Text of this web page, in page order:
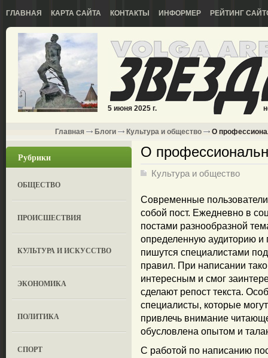
ГЛАВНАЯ КАРТА САЙТА КОНТАКТЫ ИНФОРМЕР РЕЙТИНГ
5 июня 2025 г.
Главная Блоги Культура и общество О
Рубрики
ОБЩЕСТВО
ПРОИСШЕСТВИЯ
КУЛЬТУРА И ИСКУССТВО
ЭКОНОМИКА
ПОЛИТИКА
СПОРТ
О
Культура и общество
Современные пользователи
собой пост. Ежедневно в
постами разнообразной
определенную аудиторию и
пишутся специалистами
правил. При написании
интересным и смог
сделают репост текста.
специалисты, которые
привлечь внимание
обусловлена опытом и
С работой по написанию